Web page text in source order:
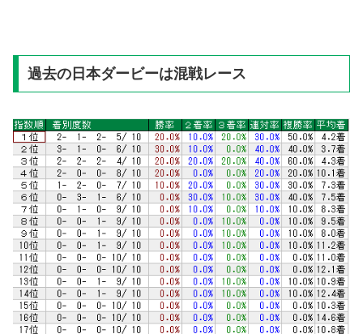
過去の日本ダービーは混戦レース